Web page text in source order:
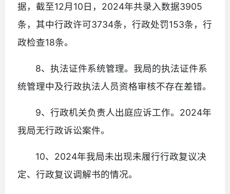
据，截至12月10日，2024年共录入数据3905
条，其中行政许可3734条，行政处罚153条，行
政检查18条。
8、执法证件系统管理。我局的执法证件系
统管理中及行政执法人员资格审核不存在差错。
9、行政机关负责人出庭应诉工作。2024年
我局无行政诉讼案件。
10、2024年我局未出现未履行行政复议决
定、行政复议调解书的情况。